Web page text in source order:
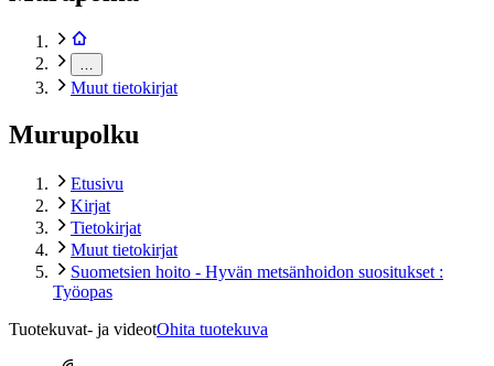
Muut tietokirjat
Murupolku
Etusivu
Kirjat
Tietokirjat
Muut tietokirjat
Suometsien hoito - Hyvän metsänhoidon suositukset :
Työopas
Tuotekuvat- ja videotOhita tuotekuva